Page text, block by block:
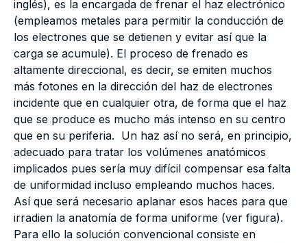
inglés), es la encargada de frenar el haz electrónico
(empleamos metales para permitir la conducción de
los electrones que se detienen y evitar así que la
carga se acumule). El proceso de frenado es
altamente direccional, es decir, se emiten muchos
más fotones en la dirección del haz de electrones
incidente que en cualquier otra, de forma que el haz
que se produce es mucho más intenso en su centro
que en su periferia. Un haz así no será, en principio,
adecuado para tratar los volúmenes anatómicos
implicados pues sería muy difícil compensar esa falta
de uniformidad incluso empleando muchos haces.
Así que será necesario aplanar esos haces para que
irradien la anatomía de forma uniforme (ver figura).
Para ello la solución convencional consiste en